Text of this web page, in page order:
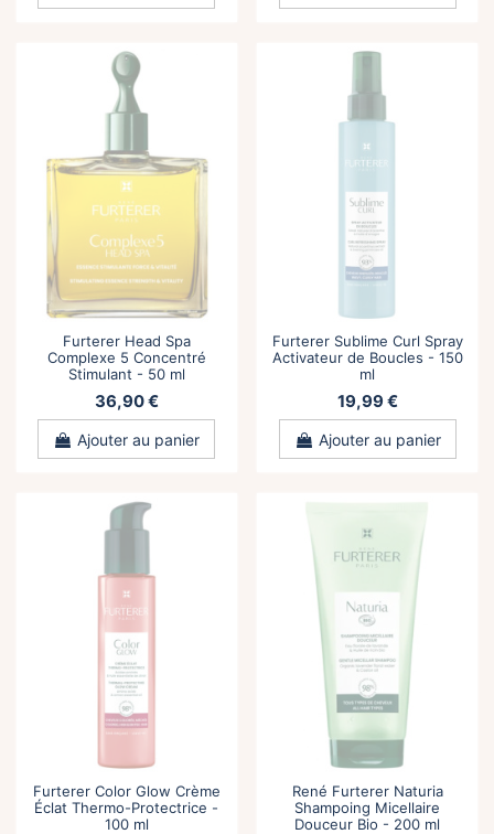
Furterer Head Spa
Complexe 5 Concentré
Stimulant - 50 ml
36,90 €
Ajouter au panier
Furterer Sublime Curl Spray
Activateur de Boucles - 150
ml
19,99 €
Ajouter au panier
Furterer Color Glow Crème
Éclat Thermo-Protectrice -
100 ml
René Furterer Naturia
Shampoing Micellaire
Douceur Bio - 200 ml